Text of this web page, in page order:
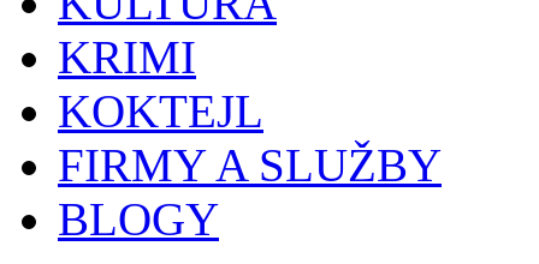
KRIMI
KOKTEJL
FIRMY A SLUŽBY
BLOGY